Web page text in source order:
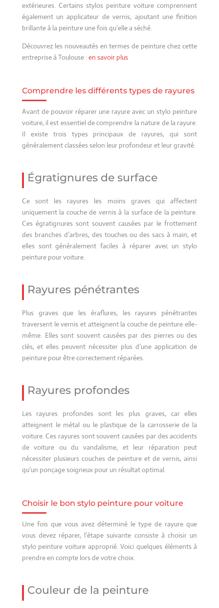
extérieures. Certains stylos peinture voiture comprennent
également un applicateur de vernis, ajoutant une finition
brillante à la peinture une fois qu’elle a séché.
Découvrez les nouveautés en termes de peinture chez cette
entreprise à Toulouse :en savoir plus
Comprendre les différents types de rayures
Avant de pouvoir réparer une rayure avec un stylo peinture
voiture, il est essentiel de comprendre la nature de la rayure.
Il existe trois types principaux de rayures, qui sont
généralement classées selon leur profondeur et leur gravité.
Égratignures de surface
Ce sont les rayures les moins graves qui affectent
uniquement la couche de vernis à la surface de la peinture.
Ces égratignures sont souvent causées par le frottement
des branches d’arbres, des touches ou des sacs à main, et
elles sont généralement faciles à réparer avec un stylo
peinture pour voiture.
Rayures pénétrantes
Plus graves que les éraflures, les rayures pénétrantes
traversent le vernis et atteignent la couche de peinture elle-
même. Elles sont souvent causées par des pierres ou des
clés, et elles peuvent nécessiter plus d’une application de
peinture pour être correctement réparées.
Rayures profondes
Les rayures profondes sont les plus graves, car elles
atteignent le métal ou le plastique de la carrosserie de la
voiture. Ces rayures sont souvent causées par des accidents
de voiture ou du vandalisme, et leur réparation peut
nécessiter plusieurs couches de peinture et de vernis, ainsi
qu’un ponçage soigneux pour un résultat optimal.
Choisir le bon stylo peinture pour voiture
Une fois que vous avez déterminé le type de rayure que
vous devez réparer, l’étape suivante consiste à choisir un
stylo peinture voiture approprié. Voici quelques éléments à
prendre en compte lors de votre choix.
Couleur de la peinture